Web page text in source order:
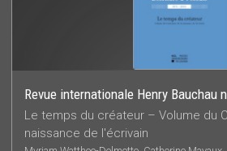
Revue internationale Henry Bauchau
Le temps du créateur – Volume du
naissance de l'écrivain